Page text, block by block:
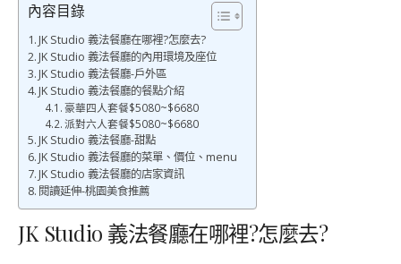
內容目錄
JK Studio 義法餐廳在哪裡?怎麼去?
JK Studio 義法餐廳的內用環境及座位
JK Studio 義法餐廳-戶外區
JK Studio 義法餐廳的餐點介紹
豪華四人套餐$5080~$6680
派對六人套餐$5080~$6680
JK Studio 義法餐廳-甜點
JK Studio 義法餐廳的菜單、價位、menu
JK Studio 義法餐廳的店家資訊
閱讀延伸-桃園美食推薦
JK Studio 義法餐廳在哪裡?怎麼去?